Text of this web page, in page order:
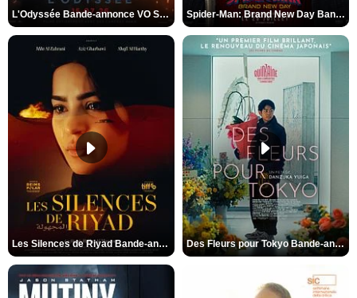
L'Odyssée Bande-annonce VO STFR Spider-Man: Brand New Day Bande-annonce VO STFR
Les Silences de Riyad Bande-annonce VO STFR Des Fleurs pour Tokyo Bande-annonce VO STFR